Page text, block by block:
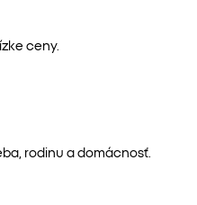
ceny.
rodinu a domácnosť.